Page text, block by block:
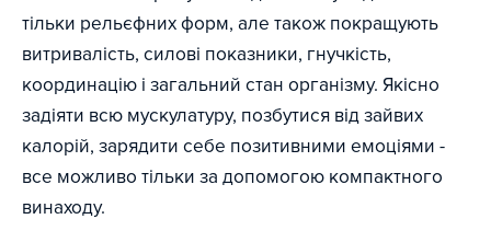
тільки рельєфних форм, але також покращують
витривалість, силові показники, гнучкість,
координацію і загальний стан організму. Якісно
задіяти всю мускулатуру, позбутися від зайвих
калорій, зарядити себе позитивними емоціями -
все можливо тільки за допомогою компактного
винаходу.